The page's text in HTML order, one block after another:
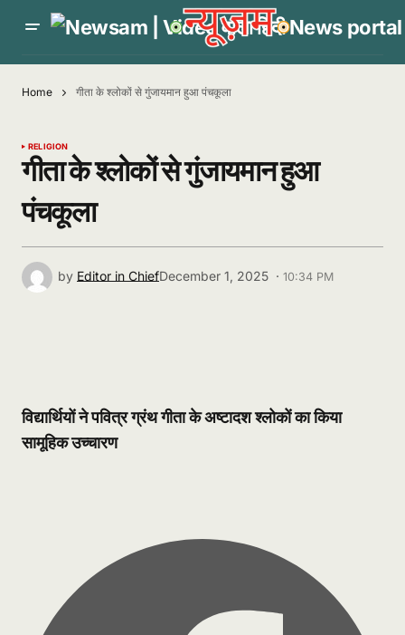
Home गीता के श्लोकों से गुंजायमान हुआ पंचकूला
RELIGION
गीता के श्लोकों से गुंजायमान हुआ
पंचकूला
by Editor in ChiefDecember 1, 2025 · 10:34 PM
विद्यार्थियों ने पवित्र ग्रंथ गीता के अष्टादश श्लोकों का किया
सामूहिक उच्चारण